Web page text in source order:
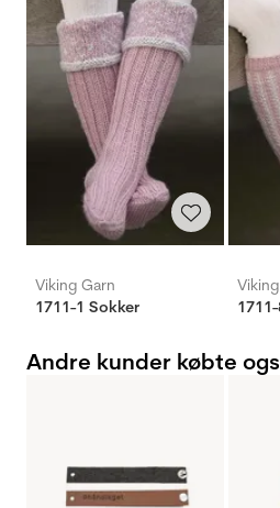
Viking Garn
1711-1 Sokker
Andre kunder købte